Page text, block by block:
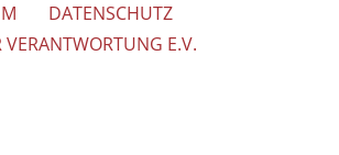
DATENSCHUTZ
E.V.